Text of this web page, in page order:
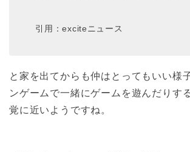
引用：exciteニュース
と家を出てからも仲はとってもいい様
ンゲームで一緒にゲームを遊んだりす
覚に近いようですね。